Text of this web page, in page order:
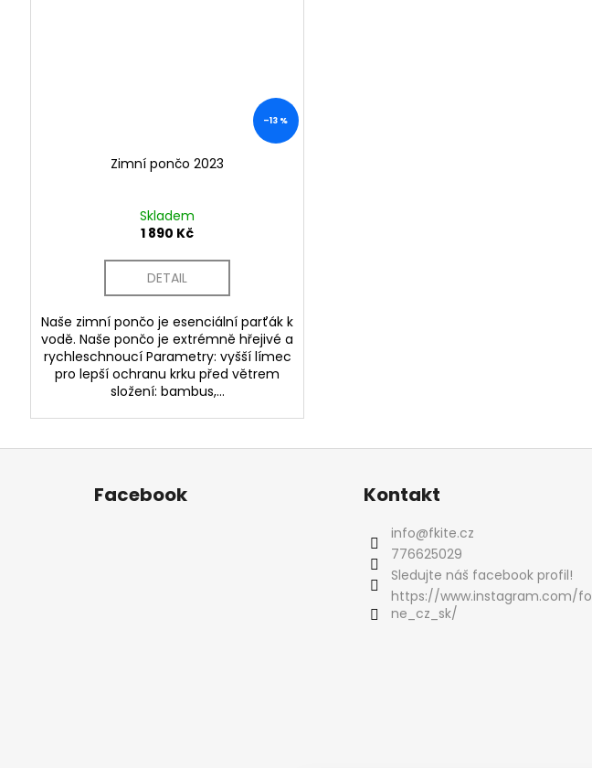
–13 %
Zimní pončo 2023
Skladem
1 890 Kč
DETAIL
Naše zimní pončo je esenciální parťák k
vodě. Naše pončo je extrémně hřejivé a
rychleschnoucí Parametry: vyšší límec
pro lepší ochranu krku před větrem
složení: bambus,...
Facebook Kontakt
info@fkite.cz
776625029
Sledujte náš facebook profil!
https://www.instagram.com/fo
ne_cz_sk/